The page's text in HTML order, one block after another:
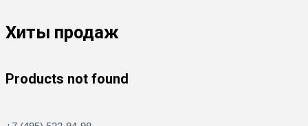
Хиты продаж
Products not found